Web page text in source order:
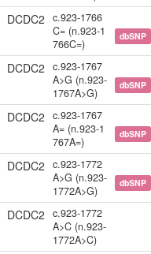
DCDC2
c.923-1766
C= (n.923-1
766C=)
dbSNP
DCDC2
c.923-1767
A>G (n.923-
1767A>G)
dbSNP
DCDC2
c.923-1767
A= (n.923-1
767A=)
dbSNP
DCDC2
c.923-1772
A>G (n.923-
1772A>G)
dbSNP
DCDC2
c.923-1772
A>C (n.923-
1772A>C)